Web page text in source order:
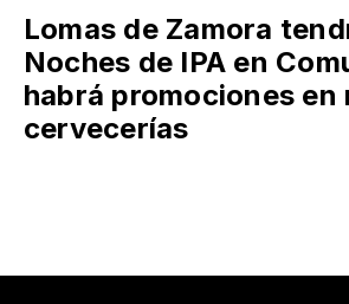
Lomas de Zamora
Noches de IPA en
habrá promociones en
cervecerías